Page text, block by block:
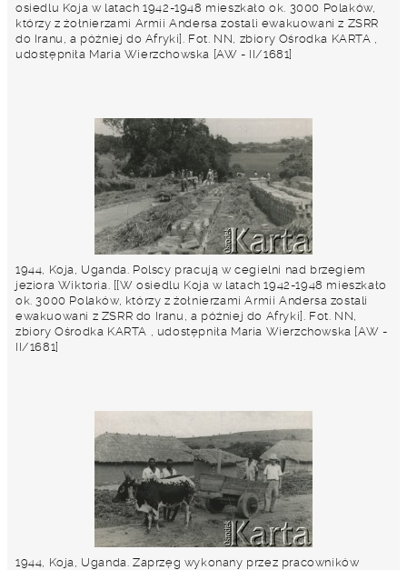
osiedlu Koja w latach 1942-1948 mieszkało ok. 3000 Polaków,
którzy z żołnierzami Armii Andersa zostali ewakuowani z ZSRR
do Iranu, a później do Afryki]. Fot. NN, zbiory Ośrodka KARTA ,
udostępniła Maria Wierzchowska [AW - II/1681]
1944, Koja, Uganda. Polscy pracują w cegielni nad brzegiem
jeziora Wiktoria. [[W osiedlu Koja w latach 1942-1948 mieszkało
ok. 3000 Polaków, którzy z żołnierzami Armii Andersa zostali
ewakuowani z ZSRR do Iranu, a później do Afryki]. Fot. NN,
zbiory Ośrodka KARTA , udostępniła Maria Wierzchowska [AW -
II/1681]
1944, Koja, Uganda. Zaprzęg wykonany przez pracowników